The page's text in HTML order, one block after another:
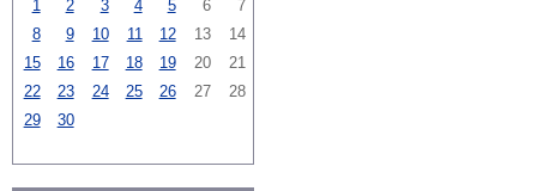
1
2 3 4 5 6
7
8
9 10 11 12 13
14
15
16 17 18 19 20
21
22
23 24 25 26 27
28
29
30